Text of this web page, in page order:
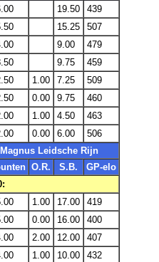
19.50
439
15.25
507
9.00
479
9.75
459
1.00 7.25
509
0.00 9.75
460
1.00 4.50
463
0.00 6.00
506
Magnus Leidsche Rijn
O.R. S.B.
GP-elo
1.00 17.00
419
0.00 16.00
400
2.00 12.00
407
1.00 10.00
432